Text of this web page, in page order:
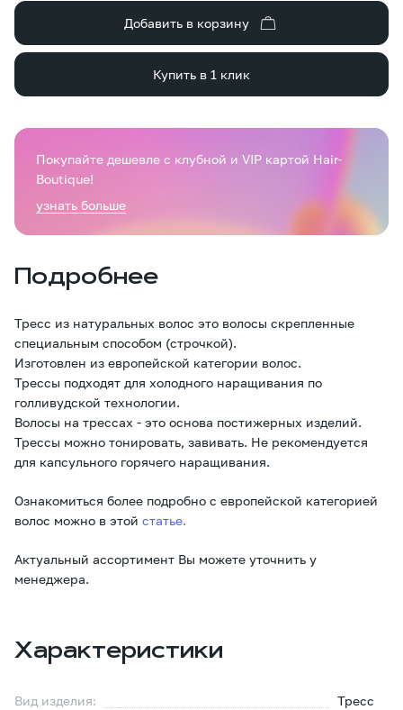
Добавить в корзину
Купить в 1 клик
Подробнее
Тресс из натуральных волос это волосы скрепленные
специальным способом (строчкой).
Изготовлен из европейской категории волос.
Трессы подходят для холодного наращивания по
голливудской технологии.
Волосы на трессах - это основа постижерных изделий.
Трессы можно тонировать, завивать. Не рекомендуется
для капсульного горячего наращивания.
Ознакомиться более подробно с европейской категорией
волос можно в этой статье.
Актуальный ассортимент Вы можете уточнить у
менеджера.
Характеристики
Вид изделия:
Тресс
Покупайте дешевле с клубной и VIP картой Hair-
Boutique!
узнать больше